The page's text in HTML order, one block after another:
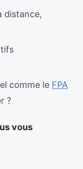
distance,
comme le FPA
?
vous